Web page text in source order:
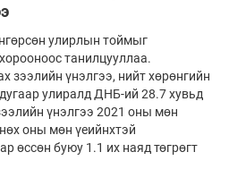
улирлын тоймыг
танилцууллаа.
зээлийн үнэлгээ, нийт хөрөнгийн
улиралд ДНБ-ий 28.7 хувьд
үнэлгээ 2021 оны мөн
оны мөн үеийнхтэй
өссөн буюу 1.1 их наяд төгрөгт